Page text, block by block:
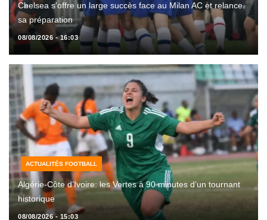
Chelsea s’offre un large succès face au Milan AC et relance
sa préparation
08/08/2026 - 16:03
ACTUALITÉS FOOTBALL
Algérie-Côte d’Ivoire: les Vertes à 90 minutes d’un tournant
historique
08/08/2026 - 15:03